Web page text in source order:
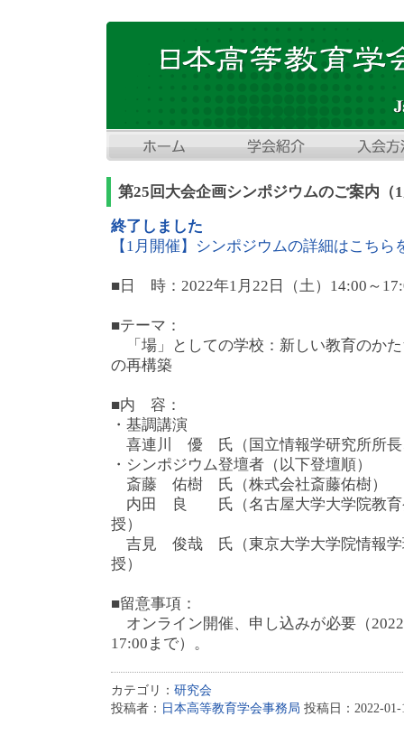
第25回大会企画シンポジウムのご案内（
終了しました
【1月開催】シンポジウムの詳細はこちら
■日 時：2022年1月22日（土）14:00～
■テーマ：
「場」としての学校：新しい教育のか
の再構築
■内 容：
・基調講演
喜連川 優 氏（国立情報学研究所所長
・シンポジウム登壇者（以下登壇順）
斎藤 佑樹 氏（株式会社斎藤佑樹）
内田 良 氏（名古屋大学大学院教育
授）
吉見 俊哉 氏（東京大学大学院情報学
授）
■留意事項：
オンライン開催、申し込みが必要（
17:00まで）。
カテゴリ： 研究会
投稿者： 日本高等教育学会事務局 投稿日：2022-01-